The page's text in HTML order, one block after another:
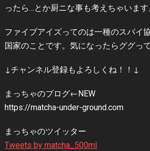
ったら…とか厨ニな事も考えちゃいます
ファイブアイズってのは一種のスパイ
国家のことです。気になったらググって
↓チャンネル登録もよろしくね！！↓
まっちゃのブログ←NEW
https://matcha-under-ground.com
まっちゃのツイッター
Tweets by matcha_500ml